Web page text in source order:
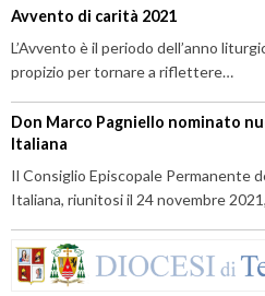
Avvento di carità 2021
L’Avvento è il periodo dell’anno
propizio per tornare a riflettere…
Don Marco Pagniello nominato
Italiana
Il Consiglio Episcopale Permanente
Italiana, riunitosi il 24 novembre